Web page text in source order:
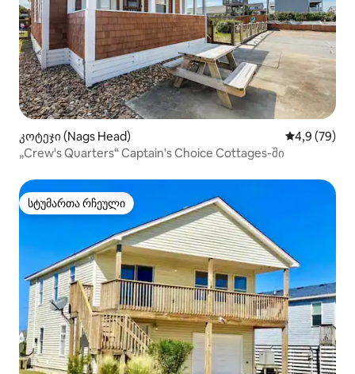
კოტეჯი (Nags Head) საშუალო
4,9 (79)
„Crew's Quarters“ Captain's Choice Cottages-ში
სტუმართა რჩეული
სტუმართა რჩეული